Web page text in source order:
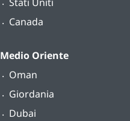
Stati Uniti
Canada
Medio Oriente
Oman
Giordania
Dubai